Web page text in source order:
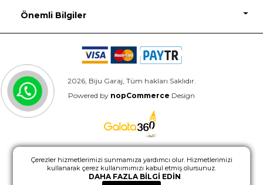
Önemli Bilgiler
2026, Biju Garaj, Tüm hakları Saklıdır.
Powered by nopCommerce Design
Çerezler hizmetlerimizi sunmamıza yardımcı olur. Hizmetlerimizi
kullanarak çerez kullanımımızı kabul etmiş olursunuz.
DAHA FAZLA BILGI EDIN